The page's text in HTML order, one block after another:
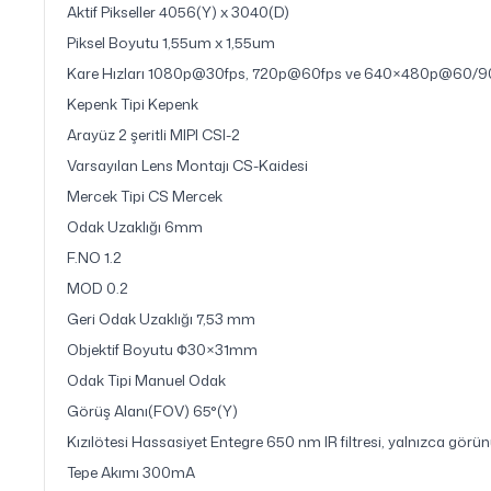
Aktif Pikseller 4056(Y) x 3040(D)
Piksel Boyutu 1,55um x 1,55um
Kare Hızları 1080p@30fps, 720p@60fps ve 640×480p@60/
Kepenk Tipi Kepenk
Arayüz 2 şeritli MIPI CSI-2
Varsayılan Lens Montajı CS-Kaidesi
Mercek Tipi CS Mercek
Odak Uzaklığı 6mm
F.NO 1.2
MOD 0.2
Geri Odak Uzaklığı 7,53 mm
Objektif Boyutu Φ30×31mm
Odak Tipi Manuel Odak
Görüş Alanı(FOV) 65°(Y)
Kızılötesi Hassasiyet Entegre 650 nm IR filtresi, yalnızca
Tepe Akımı 300mA